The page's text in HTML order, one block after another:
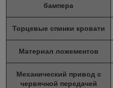
бампера
Торцевые спинки кровати
Материал ложементов
Механический привод с
червячной передачей